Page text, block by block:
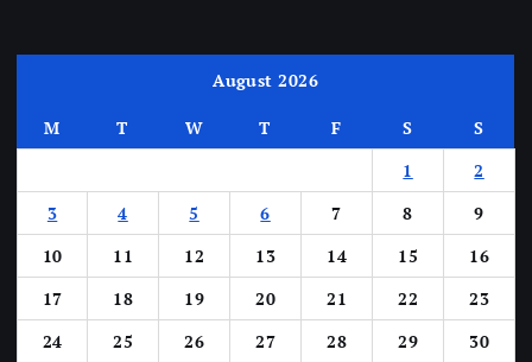
August 2026
M T W T F S
S
1
2
3
4 5 6 7 8
9
10
11 12 13 14 15
16
17
18 19 20 21 22
23
24
25 26 27 28 29
30